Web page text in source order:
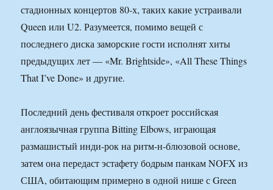
стадионных концертов 80-х, таких какие устраивали
Queen или U2. Разумеется, помимо вещей с
последнего диска заморские гости исполнят хиты
предыдущих лет — «Mr. Brightside», «All These Things
That I’ve Done» и другие.
Последний день фестиваля откроет российская
англоязычная группа Bitting Elbows, играющая
размашистый инди-рок на ритм-н-блюзовой основе,
затем она передаст эстафету бодрым панкам NOFX из
США, обитающим примерно в одной нише с Green